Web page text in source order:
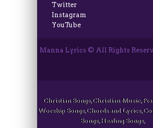
Twitter
Instagram
YouTube
Manna Lyrics © All Rights
Christian Songs, Christian Music,
Worship Songs, Chords and Lyrics,
Songs, Healing Songs,